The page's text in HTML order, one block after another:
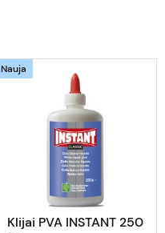
Nauja
Klijai PVA INSTANT 250